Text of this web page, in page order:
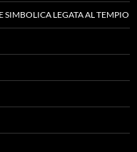
SIMBOLICA LEGATA AL TEMPIO